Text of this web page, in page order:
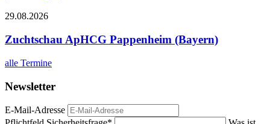
29.08.2026
Zuchtschau ApHCG Pappenheim (Bayern)
alle Termine
Newsletter
E-Mail-Adresse